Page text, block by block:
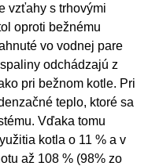
vzťahy s trhovými
oproti bežnému
vo vodnej pare
odchádzajú z
pri bežnom kotle. Pri
teplo, ktoré sa
Vďaka tomu
kotla o 11 % a v
až 108 % (98% zo